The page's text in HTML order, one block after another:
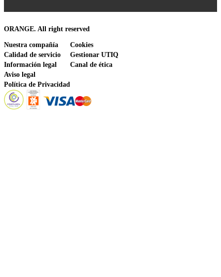
ORANGE. All right reserved
Nuestra compañía
Calidad de servicio
Información legal
Aviso legal
Política de Privacidad
Cookies
Gestionar UTIQ
Canal de ética